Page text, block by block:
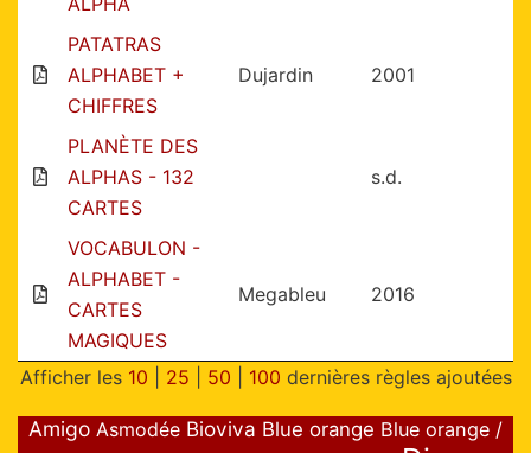
PATATRAS
ALPHABET +
CHIFFRES
Dujardin 2001
PLANÈTE DES
ALPHAS - 132
CARTES
s.d.
VOCABULON -
ALPHABET -
CARTES
MAGIQUES
Megableu 2016
Afficher les 10 25 50 100 dernières règles ajoutées
Amigo Asmodée Bioviva Blue orange Blue orange /